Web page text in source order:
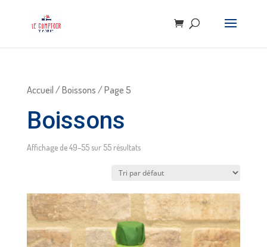
Accueil/Boissons/ Page 5
Boissons
Affichage de 49–55 sur 55 résultats